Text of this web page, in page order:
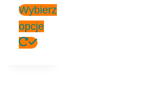
Wybierz
opcje
Ten